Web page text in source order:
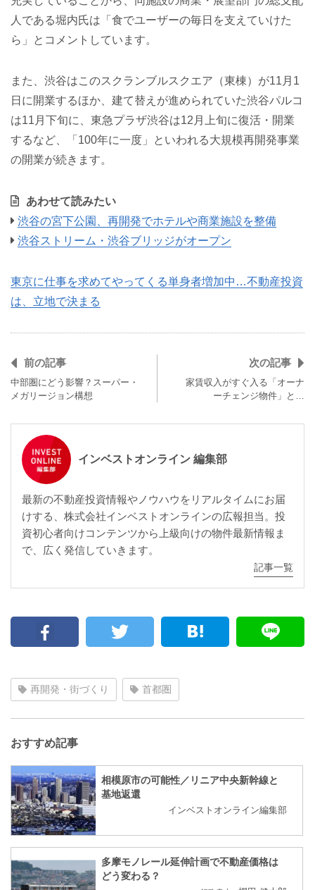
人である堀内氏は「食でユーザーの毎日を支えていけた
ら」とコメントしています。
また、渋谷はこのスクランブルスクエア（東棟）が11月1
日に開業するほか、建て替えが進められていた渋谷パルコ
は11月下旬に、東急プラザ渋谷は12月上旬に復活・開業
するなど、「100年に一度」といわれる大規模再開発事業
の開業が続きます。
あわせて読みたい
渋谷の宮下公園、再開発でホテルや商業施設を整備
渋谷ストリーム・渋谷ブリッジがオープン
東京に仕事を求めてやってくる単身者増加中…不動産投資
は、立地で決まる
前の記事
中部圏にどう影響？スーパー・
メガリージョン構想
次の記事
家賃収入がすぐ入る「オーナ
ーチェンジ物件」と…
インベストオンライン 編集部
最新の不動産投資情報やノウハウをリアルタイムにお届
けする、株式会社インベストオンラインの広報担当。投
資初心者向けコンテンツから上級向けの物件最新情報ま
で、広く発信していきます。
記事一覧
再開発・街づくり 首都圏
おすすめ記事
相模原市の可能性／リニア中央新幹線と
基地返還
インベストオンライン編集部
多摩モノレール延伸計画で不動産価格は
どう変わる？